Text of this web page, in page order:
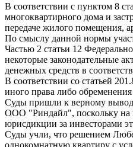
В соответствии с пунктом 8
многоквартирного дома и
передаче жилого помещения,
По смыслу данной нормы
Частью 2 статьи 12
некоторые законодательные
денежных средств в
В соответствии со статьей
иного права либо
Суды пришли к верному
ООО "Риндайл", поскольку на
юрисдикции за инвесторами
Суды учли, что решением
однокомнатную квартиру с